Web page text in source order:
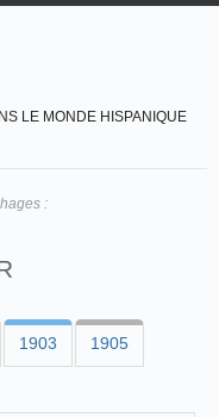
LE MONDE HISPANIQUE
:
1903 1905